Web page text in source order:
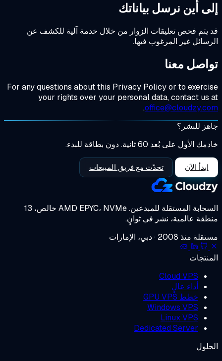
أين نرسل بياناتك
يتم فحص تعليقات الزوار من خلال خدمة آلية للكشف عن
غير المرغوب فيها.
معنا
For any questions about this Privacy Policy or to
your rights over your personal data, contact
.
للنشر؟
على بُعد 60 ثانية. دون بطاقة للبدء.
ابدأ الآن تحدّث مع فريق المبيعات
المستقلة للمبدعين.
AMD EPYC، NVMe خالص، 13
عالمية، نشر في ثوانٍ.
2008 · دبي، الإمارات
Cloud VPS
أداء عالٍ
خطط GPU VPS
Windows VPS
Linux VPS
Dedicated Server